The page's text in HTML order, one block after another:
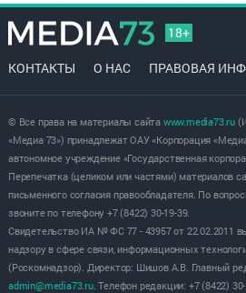
18+
КОНТАКТЫ О НАС ПРАВОВАЯ
© Все права на материалы сайта www.media73.ru
«Медиа 73») принадлежат ОАУ «Корпорация
автономное учреждение «Государственная
Перепечатка (целиком или частями) материалов
письменного согласия правообладателя. По
звоните по телефону +7 (8422) 30-19-39.
Свидетельство ИА № ФС 77 - 43957 от 22.02.2011
надзору в сфере связи, информационных
(Роскомнадзор). Директор: Шишов А.В. Главный
admin@media73.ru. Телефон редакции: +7 (8422) 30-